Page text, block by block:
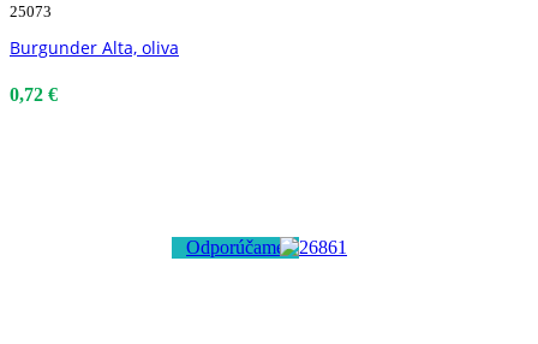
25073
Burgunder Alta, oliva
0,72 €
Odporúčame